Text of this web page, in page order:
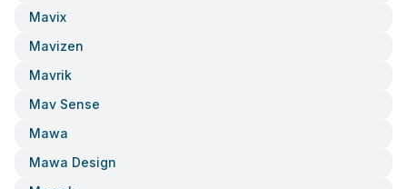
Mavix
Mavizen
Mavrik
Mav Sense
Mawa
Mawa Design